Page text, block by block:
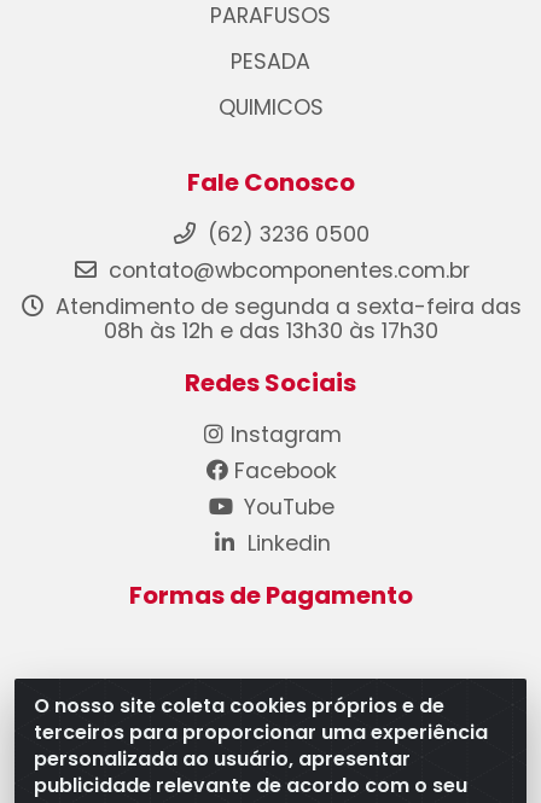
O nosso site coleta cookies próprios e de
terceiros para proporcionar uma experiência
personalizada ao usuário, apresentar
publicidade relevante de acordo com o seu
PARAFUSOS
PESADA
QUIMICOS
Fale Conosco
(62) 3236 0500
contato@wbcomponentes.com.br
Atendimento de segunda a sexta-feira das
08h às 12h e das 13h30 às 17h30
Redes Sociais
Instagram
Facebook
YouTube
Linkedin
Formas de Pagamento
WB Componentes Automotivos LTDA - CNPJ
08.528.393/0001-12 - Rua do Níquel, 667 - Parque
Oeste Industrial, Goiânia/GO - CEP 74375-660